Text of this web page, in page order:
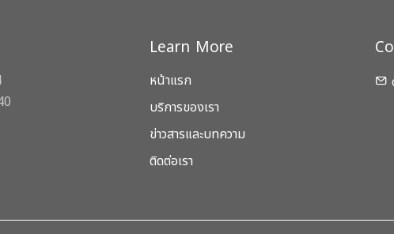
Learn More
หน้าแรก
บริการของเรา
ข่าวสารและบทความ
ติดต่อเรา